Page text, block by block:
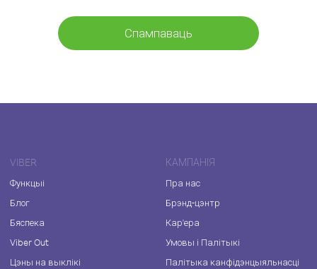
Спампаваць
VIBER
Функцыі
Блог
Бяспека
Viber Out
Цэны на выклікі
КАМПАНІЯ
Пра нас
Брэнд-цэнтр
Кар'ера
Умовы і Палітыкі
Палітыка канфідэнцыяльнасці